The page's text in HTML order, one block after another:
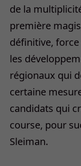
de la
première
définitive,
les
régionaux qui
certaine
candidats qui
course, pour
Sleiman.